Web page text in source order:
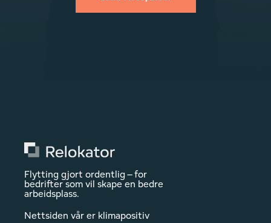
Flytting gjort ordentlig – for
bedrifter som vil skape en bedre
arbeidsplass.
Nettsiden vår er klimapositiv